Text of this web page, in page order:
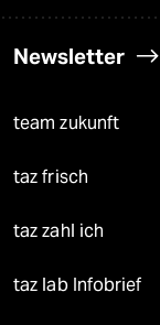
Newsletter
team zukunft
taz frisch
taz zahl ich
taz lab Infobrief